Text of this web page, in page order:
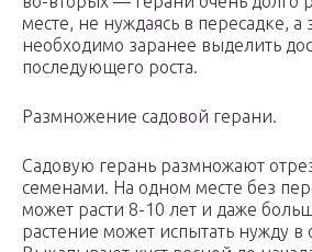
месте, не нуждаясь в пересадке, а
необходимо заранее выделить
последующего роста.
Размножение садовой герани.
Садовую герань размножают
семенами. На одном месте без
может расти 8-10 лет и даже
растение может испытать нужду в